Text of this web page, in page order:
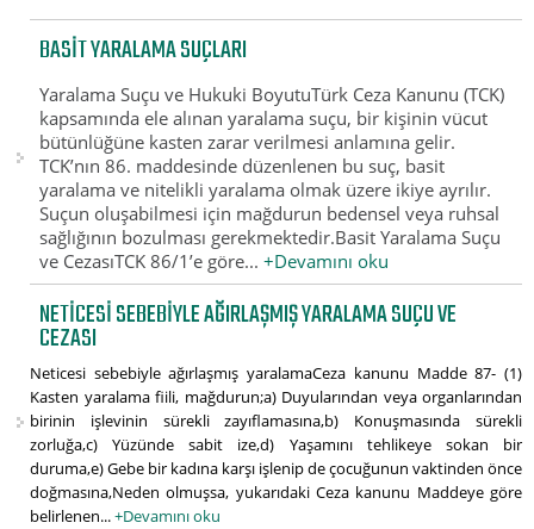
BASIT YARALAMA SUÇLARI
Yaralama Suçu ve Hukuki BoyutuTürk Ceza Kanunu (TCK)
kapsamında ele alınan yaralama suçu, bir kişinin vücut
bütünlüğüne kasten zarar verilmesi anlamına gelir.
TCK’nın 86. maddesinde düzenlenen bu suç, basit
yaralama ve nitelikli yaralama olmak üzere ikiye ayrılır.
Suçun oluşabilmesi için mağdurun bedensel veya ruhsal
sağlığının bozulması gerekmektedir.Basit Yaralama Suçu
ve CezasıTCK 86/1’e göre...+Devamını oku
NETICESI SEBEBIYLE AĞIRLAŞMIŞ YARALAMA SUÇU VE
CEZASI
Neticesi sebebiyle ağırlaşmış yaralamaCeza kanunu Madde 87- (1)
Kasten yaralama fiili, mağdurun;a) Duyularından veya organlarından
birinin işlevinin sürekli zayıflamasına,b) Konuşmasında sürekli
zorluğa,c) Yüzünde sabit ize,d) Yaşamını tehlikeye sokan bir
duruma,e) Gebe bir kadına karşı işlenip de çocuğunun vaktinden önce
doğmasına,Neden olmuşsa, yukarıdaki Ceza kanunu Maddeye göre
belirlenen...+Devamını oku